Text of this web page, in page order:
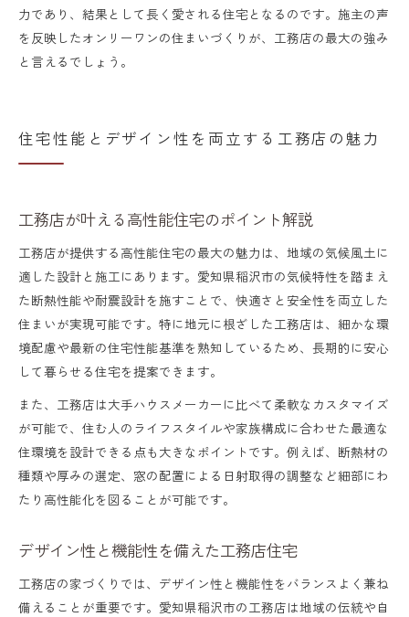
力であり、結果として長く愛される住宅となるのです。施主の声
を反映したオンリーワンの住まいづくりが、工務店の最大の強み
と言えるでしょう。
住宅性能とデザイン性を両立する工務店の魅力
工務店が叶える高性能住宅のポイント解説
工務店が提供する高性能住宅の最大の魅力は、地域の気候風土に
適した設計と施工にあります。愛知県稲沢市の気候特性を踏まえ
た断熱性能や耐震設計を施すことで、快適さと安全性を両立した
住まいが実現可能です。特に地元に根ざした工務店は、細かな環
境配慮や最新の住宅性能基準を熟知しているため、長期的に安心
して暮らせる住宅を提案できます。
また、工務店は大手ハウスメーカーに比べて柔軟なカスタマイズ
が可能で、住む人のライフスタイルや家族構成に合わせた最適な
住環境を設計できる点も大きなポイントです。例えば、断熱材の
種類や厚みの選定、窓の配置による日射取得の調整など細部にわ
たり高性能化を図ることが可能です。
デザイン性と機能性を備えた工務店住宅
工務店の家づくりでは、デザイン性と機能性をバランスよく兼ね
備えることが重要です。愛知県稲沢市の工務店は地域の伝統や自